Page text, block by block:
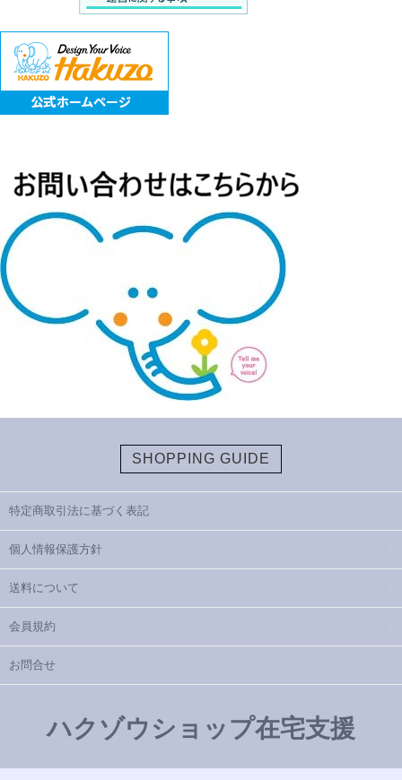
SHOPPING GUIDE
特定商取引法に基づく表記
個人情報保護方針
送料について
会員規約
お問合せ
ハクゾウショップ在宅支援